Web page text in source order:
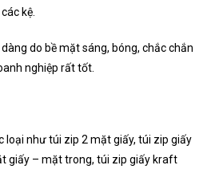
kệ.
do bề mặt sáng, bóng, chắc chắn
nghiệp rất tốt.
loại như túi zip 2 mặt giấy, túi zip giấy
giấy – mặt trong, túi zip giấy kraft